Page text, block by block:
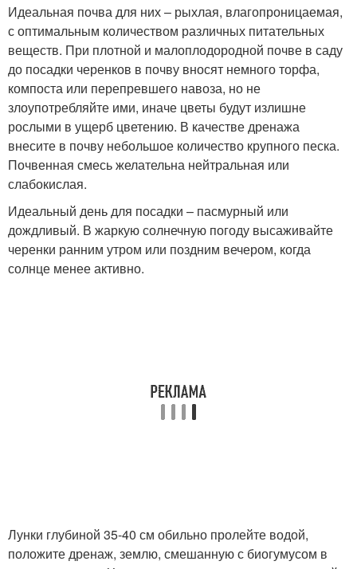
Идеальная почва для них – рыхлая, влагопроницаемая,
с оптимальным количеством различных питательных
веществ. При плотной и малоплодородной почве в саду
до посадки черенков в почву вносят немного торфа,
компоста или перепревшего навоза, но не
злоупотребляйте ими, иначе цветы будут излишне
рослыми в ущерб цветению. В качестве дренажа
внесите в почву небольшое количество крупного песка.
Почвенная смесь желательна нейтральная или
слабокислая.
Идеальный день для посадки – пасмурный или
дождливый. В жаркую солнечную погоду высаживайте
черенки ранним утром или поздним вечером, когда
солнце менее активно.
Лунки глубиной 35-40 см обильно пролейте водой,
положите дренаж, землю, смешанную с биогумусом в